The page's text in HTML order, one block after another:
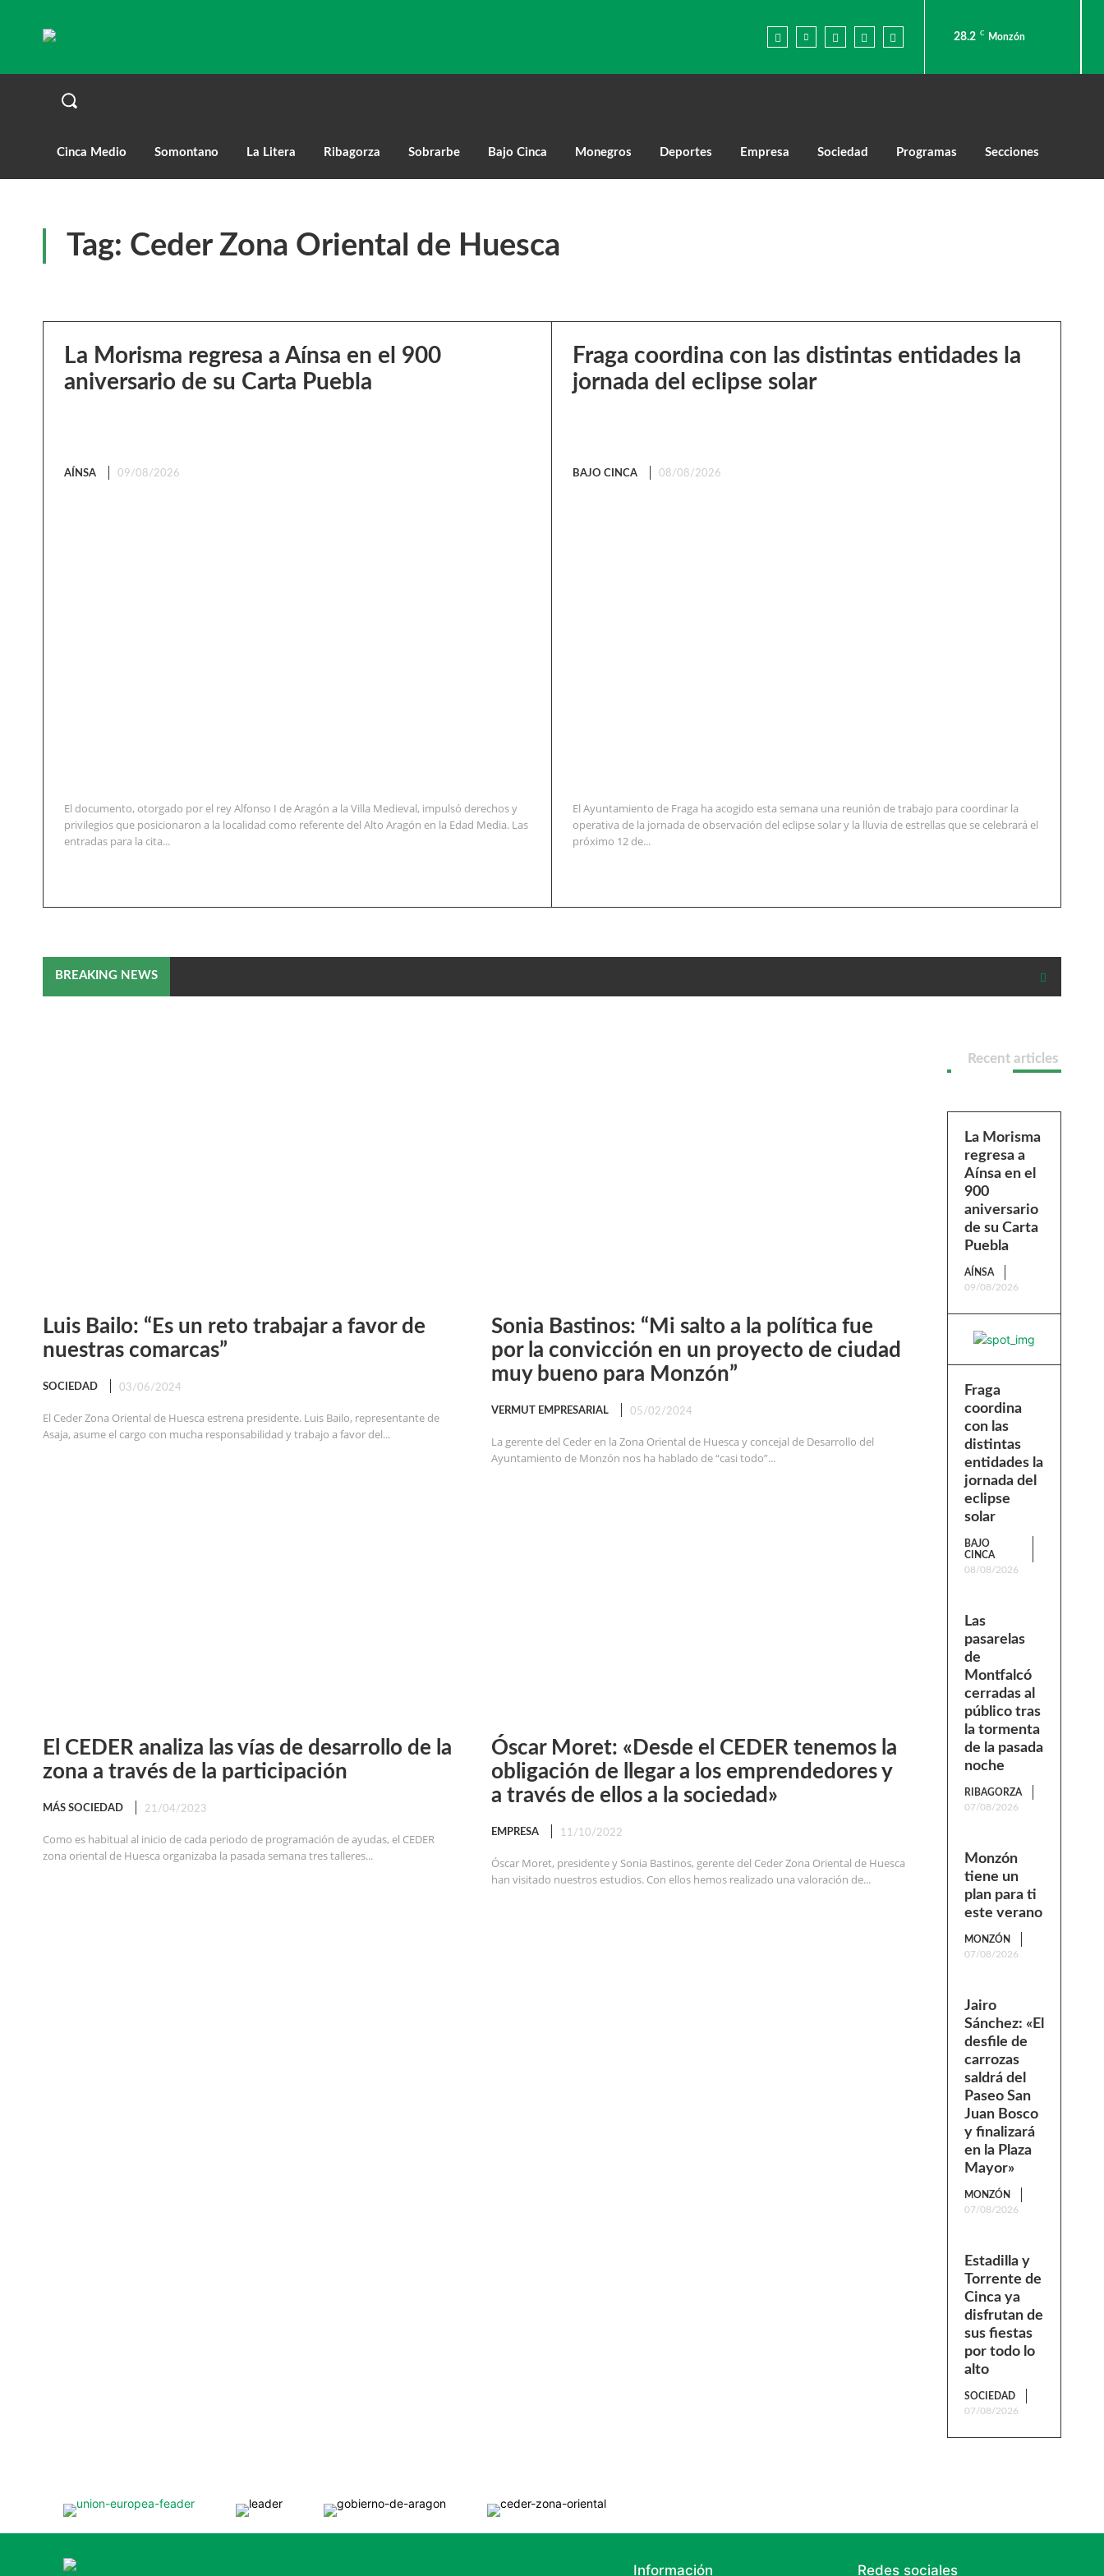
28.2 C Monzón
Cinca Medio Somontano La Litera Ribagorza Sobrarbe Bajo Cinca Monegros Deportes Empresa Sociedad Programas Secciones
Tag: Ceder Zona Oriental de Huesca
La Morisma regresa a Aínsa en el 900
aniversario de su Carta Puebla
AÍNSA 09/08/2026
El documento, otorgado por el rey Alfonso I de Aragón a la Villa Medieval, impulsó derechos y
privilegios que posicionaron a la localidad como referente del Alto Aragón en la Edad Media. Las
entradas para la cita...
Fraga coordina con las distintas entidades la
jornada del eclipse solar
BAJO CINCA 08/08/2026
El Ayuntamiento de Fraga ha acogido esta semana una reunión de trabajo para coordinar la
operativa de la jornada de observación del eclipse solar y la lluvia de estrellas que se celebrará el
próximo 12 de...
BREAKING NEWS
Luis Bailo: “Es un reto trabajar a favor de
nuestras comarcas”
SOCIEDAD 03/06/2024
El Ceder Zona Oriental de Huesca estrena presidente. Luis Bailo, representante de
Asaja, asume el cargo con mucha responsabilidad y trabajo a favor del...
Sonia Bastinos: “Mi salto a la política fue
por la convicción en un proyecto de ciudad
muy bueno para Monzón”
VERMUT EMPRESARIAL 05/02/2024
La gerente del Ceder en la Zona Oriental de Huesca y concejal de Desarrollo del
Ayuntamiento de Monzón nos ha hablado de “casi todo”...
El CEDER analiza las vías de desarrollo de la
zona a través de la participación
MÁS SOCIEDAD 21/04/2023
Como es habitual al inicio de cada periodo de programación de ayudas, el CEDER
zona oriental de Huesca organizaba la pasada semana tres talleres...
Óscar Moret: «Desde el CEDER tenemos la
obligación de llegar a los emprendedores y
a través de ellos a la sociedad»
EMPRESA 11/10/2022
Óscar Moret, presidente y Sonia Bastinos, gerente del Ceder Zona Oriental de Huesca
han visitado nuestros estudios. Con ellos hemos realizado una valoración de...
Recent articles
La Morisma
regresa a
Aínsa en el
900
aniversario
de su Carta
Puebla
AÍNSA
09/08/2026
Fraga
coordina
con las
distintas
entidades la
jornada del
eclipse
solar
BAJO
CINCA
08/08/2026
Las
pasarelas
de
Montfalcó
cerradas al
público tras
la tormenta
de la pasada
noche
RIBAGORZA
07/08/2026
Monzón
tiene un
plan para ti
este verano
MONZÓN
07/08/2026
Jairo
Sánchez: «El
desfile de
carrozas
saldrá del
Paseo San
Juan Bosco
y finalizará
en la Plaza
Mayor»
MONZÓN
07/08/2026
Estadilla y
Torrente de
Cinca ya
disfrutan de
sus fiestas
por todo lo
alto
SOCIEDAD
07/08/2026
Información Redes sociales